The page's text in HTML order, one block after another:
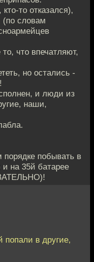
то отказался),
словам
что впечатляют,
но остались -
и люди из
наши,
побывать в
на 35й батарее
попали в другие,